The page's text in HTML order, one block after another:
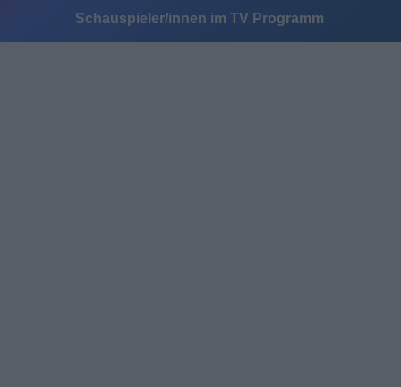
Schauspieler/innen im TV Programm